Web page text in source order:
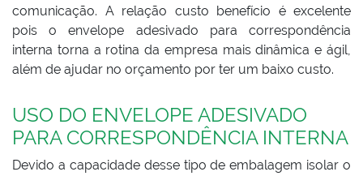
comunicação. A relação custo benefício é excelente
pois o envelope adesivado para correspondência
interna torna a rotina da empresa mais dinâmica e ágil,
além de ajudar no orçamento por ter um baixo custo.
USO DO ENVELOPE ADESIVADO
PARA CORRESPONDÊNCIA INTERNA
Devido a capacidade desse tipo de embalagem isolar o